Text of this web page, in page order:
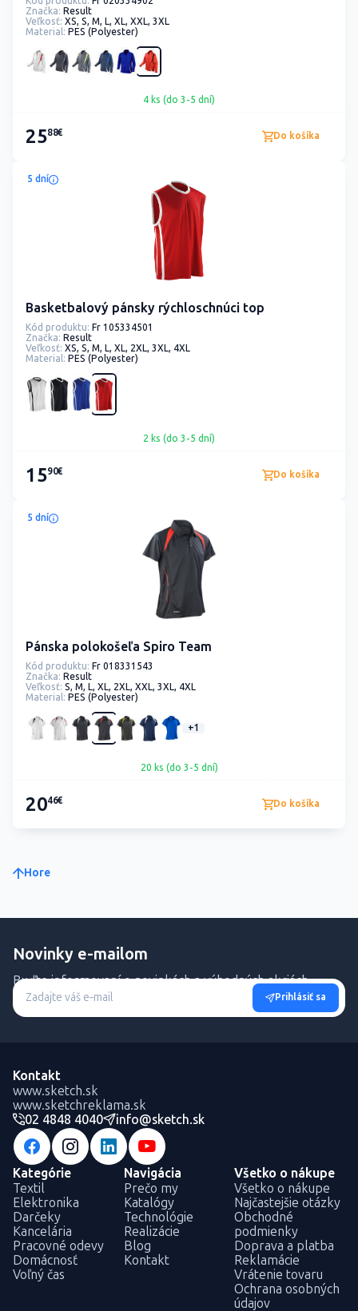
Značka: Result
Veľkosť: XS, S, M, L, XL, XXL, 3XL
Material: PES (Polyester)
4 ks (do 3-5 dní)
2588€ Do košíka
5 dní
Basketbalový pánsky rýchloschnúci top
Kód produktu: Fr 105334501
Značka: Result
Veľkosť: XS, S, M, L, XL, 2XL, 3XL, 4XL
Material: PES (Polyester)
2 ks (do 3-5 dní)
1590€ Do košíka
5 dní
Pánska polokošeľa Spiro Team
Kód produktu: Fr 018331543
Značka: Result
Veľkosť: S, M, L, XL, 2XL, XXL, 3XL, 4XL
Material: PES (Polyester)
+1
20 ks (do 3-5 dní)
2046€ Do košíka
Hore
Novinky e-mailom
Buďte informovaní o novinkách a výhodných akciách.
Prihlásiť sa
Kontakt
www.sketch.sk
www.sketchreklama.sk
02 4848 4040
info@sketch.sk
Kategórie
Textil
Elektronika
Darčeky
Kancelária
Pracovné odevy
Domácnosť
Voľný čas
Navigácia
Prečo my
Katalógy
Technológie
Realizácie
Blog
Kontakt
Všetko o nákupe
Všetko o nákupe
Najčastejšie otázky
Obchodné
podmienky
Doprava a platba
Reklamácie
Vrátenie tovaru
Ochrana osobných
údajov